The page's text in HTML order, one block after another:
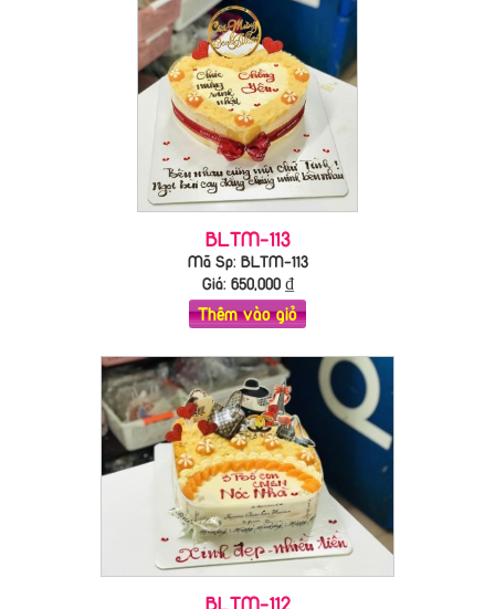
BLTM-113
Mã Sp: BLTM-113
Giá: 650,000₫
Thêm vào giỏ
BLTM-112